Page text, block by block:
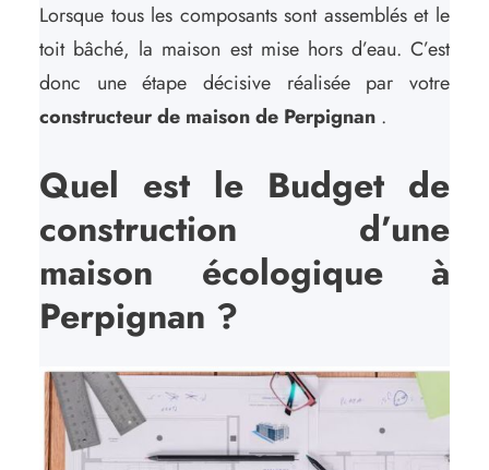
Lorsque tous les composants sont assemblés et le
toit bâché, la maison est mise hors d’eau. C’est
donc une étape décisive réalisée par votre
constructeur de maison de Perpignan .
Quel est le Budget de
construction d’une
maison écologique à
Perpignan ?